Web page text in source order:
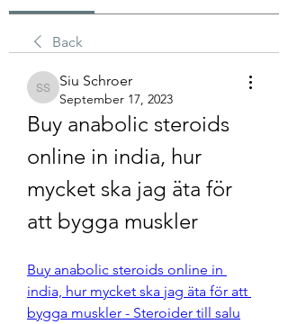
Back
Siu Schroer
Siu Schroer
September 17, 2023
Buy anabolic steroids
online in india, hur
mycket ska jag äta för
att bygga muskler
Buy anabolic steroids online in
india, hur mycket ska jag äta för att
bygga muskler - Steroider till salu